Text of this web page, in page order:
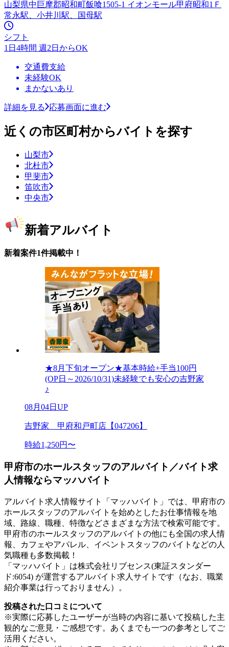
山梨県中巨摩郡昭和町飯喰1505-1 イオンモール甲府昭和1Ｆ
常永駅、小井川駅、国母駅
シフト
1日4時間 週2日からOK
交通費支給
未経験OK
まかないあり
詳細を見る 応募画面に進む
近くの市区町村からバイトを探す
山梨市
北杜市
甲斐市
笛吹市
中央市
新着アルバイト
新着案件1件掲載中！
★8月下旬オープン★基本時給+手当100円
(OP日～2026/10/31)未経験でも安心の吉野家
♪
08月04日UP
吉野家 甲府和戸町店【047206】
時給1,250円〜
甲府市のホールスタッフのアルバイト／バイト求
人情報ならマッハバイト
アルバイト求人情報サイト「マッハバイト」では、甲府市の
ホールスタッフのアルバイトを始めとしたお仕事情報を地
域、路線、職種、特徴などさまざまな方法で検索可能です。
甲府市のホールスタッフのアルバイトの他にも全国の求人情
報、カフェやアパレル、イベントスタッフのバイトなどの人
気職種も多数掲載！
「マッハバイト」は株式会社リブセンス(東証スタンダー
ド:6054) が運営するアルバイト求人サイトです（なお、職業
紹介事業は行っておりません）。
投稿された口コミについて
※実際に応募したユーザーが当時の内容に基いて投稿した主
観的なご意見・ご感想です。あくまでも一つの参考としてご
活用ください。